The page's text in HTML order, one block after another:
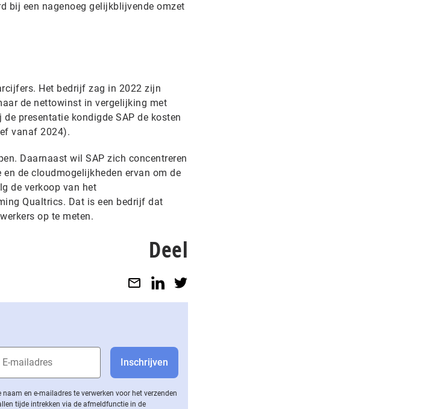
bij een nagenoeg gelijkblijvende omzet
Het bedrijf zag in 2022 zijn
de nettowinst in vergelijking met
presentatie kondigde SAP de kosten
vanaf 2024).
Daarnaast wil SAP zich concentreren
de cloudmogelijkheden ervan om de
de verkoop van het
Qualtrics. Dat is een bedrijf dat
op te meten.
Deel
en e-mailadres te verwerken voor het verzenden
tijde intrekken via de af­meld­func­tie in de